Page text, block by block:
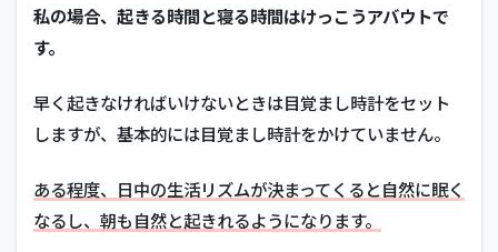
私の場合、起きる時間と寝る時間はけっこうアバウトで
す。
早く起きなければいけないときは目覚まし時計をセット
しますが、基本的には目覚まし時計をかけていません。
ある程度、日中の生活リズムが決まってくると自然に眠く
なるし、朝も自然と起きれるようになります。